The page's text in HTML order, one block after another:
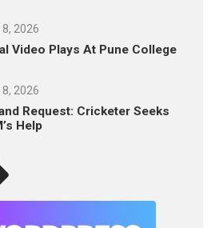
2026
Video Plays At Pune College
2026
Request: Cricketer Seeks
Help